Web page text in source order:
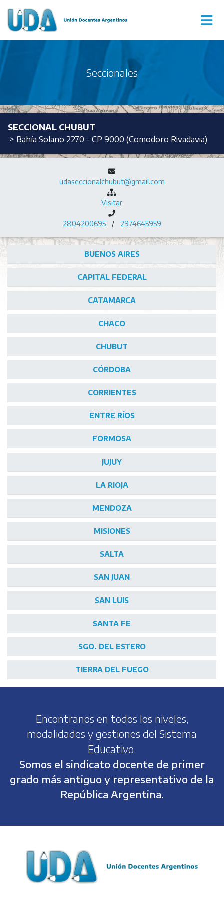
Seccionales
SECCIONAL CHUBUT
> Bahía Solano 2270 - CP 9000 (Comodoro Rivadavia)
udaseccionalchubut@gmail.com
Visitar
2804200695 / 2974645959
BUENOS AIRES
CAPITAL FEDERAL
CATAMARCA
CHACO
CHUBUT
CÓRDOBA
CORRIENTES
ENTRE RÍOS
FORMOSA
JUJUY
LA RIOJA
MENDOZA
MISIONES
SALTA
SAN JUAN
SAN LUIS
SANTA FE
SGO. DEL ESTERO
TIERRA DEL FUEGO
Encontranos en todos los niveles,
modalidades y gestiones del Sistema
Educativo.
Somos el sindicato docente de primer
grado más antiguo y representativo de la
República Argentina.